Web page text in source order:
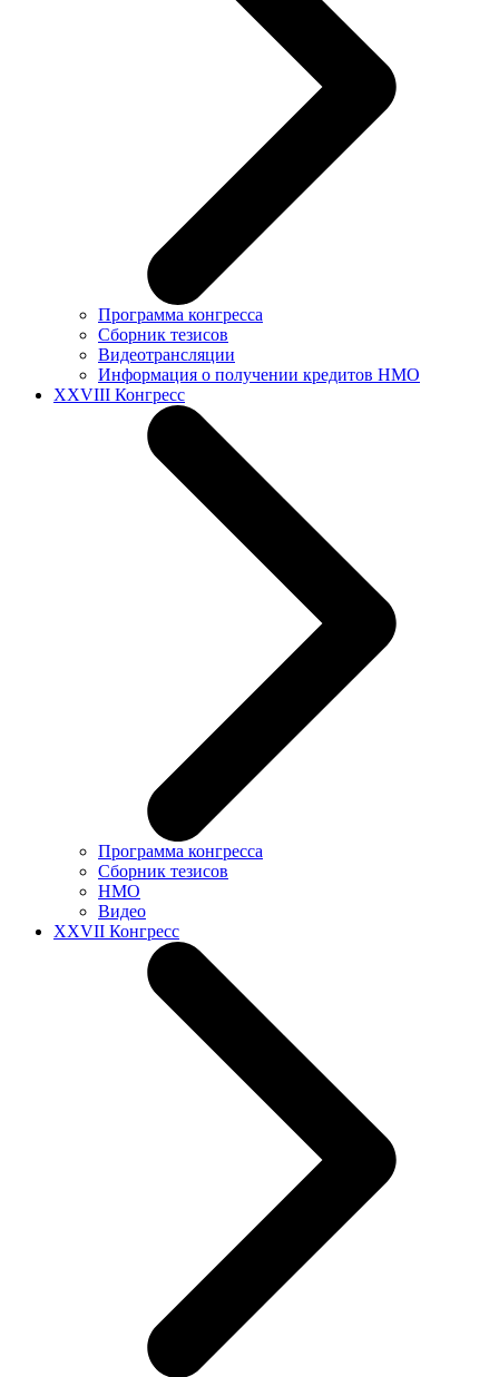
Программа конгресса
Сборник тезисов
Видеотрансляции
Информация о получении кредитов НМО
XXVIII Конгресс
Программа конгресса
Сборник тезисов
НМО
Видео
XXVII Конгресс